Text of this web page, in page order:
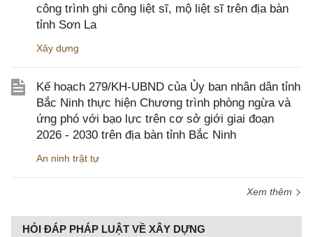
công trình ghi công liệt sĩ, mộ liệt sĩ trên địa bàn
tỉnh Sơn La
Xây dựng
Kế hoạch 279/KH-UBND của Ủy ban nhân dân tỉnh
Bắc Ninh thực hiện Chương trình phòng ngừa và
ứng phó với bạo lực trên cơ sở giới giai đoạn
2026 - 2030 trên địa bàn tỉnh Bắc Ninh
An ninh trật tự
Xem thêm
HỎI ĐÁP PHÁP LUẬT VỀ XÂY DỰNG